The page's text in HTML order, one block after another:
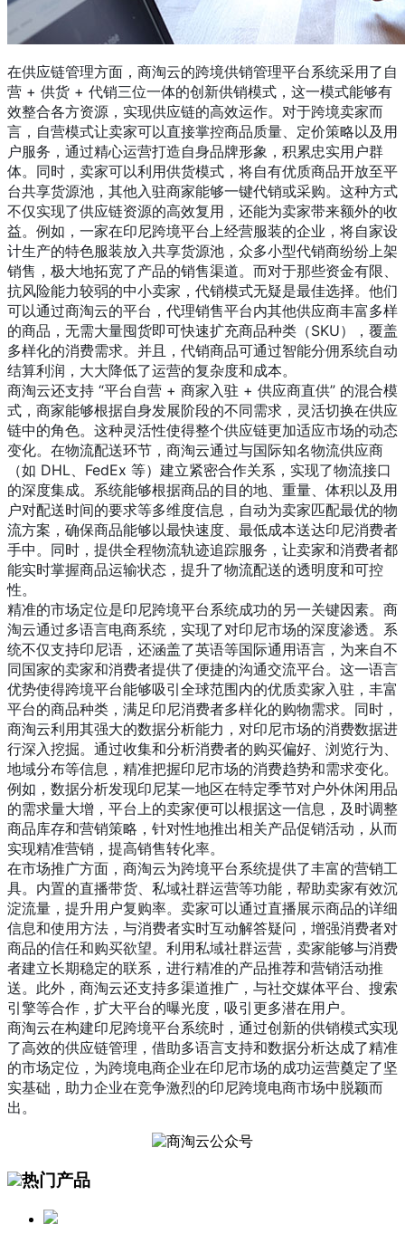
在供应链管理方面，商淘云的跨境供销管理平台系统采用了自
营 + 供货 + 代销三位一体的创新供销模式，这一模式能够有
效整合各方资源，实现供应链的高效运作。对于跨境卖家而
言，自营模式让卖家可以直接掌控商品质量、定价策略以及用
户服务，通过精心运营打造自身品牌形象，积累忠实用户群
体。同时，卖家可以利用供货模式，将自有优质商品开放至平
台共享货源池，其他入驻商家能够一键代销或采购。这种方式
不仅实现了供应链资源的高效复用，还能为卖家带来额外的收
益。例如，一家在印尼跨境平台上经营服装的企业，将自家设
计生产的特色服装放入共享货源池，众多小型代销商纷纷上架
销售，极大地拓宽了产品的销售渠道。而对于那些资金有限、
抗风险能力较弱的中小卖家，代销模式无疑是最佳选择。他们
可以通过商淘云的平台，代理销售平台内其他供应商丰富多样
的商品，无需大量囤货即可快速扩充商品种类（SKU），覆盖
多样化的消费需求。并且，代销商品可通过智能分佣系统自动
结算利润，大大降低了运营的复杂度和成本。
商淘云还支持 “平台自营 + 商家入驻 + 供应商直供” 的混合模
式，商家能够根据自身发展阶段的不同需求，灵活切换在供应
链中的角色。这种灵活性使得整个供应链更加适应市场的动态
变化。在物流配送环节，商淘云通过与国际知名物流供应商
（如 DHL、FedEx 等）建立紧密合作关系，实现了物流接口
的深度集成。系统能够根据商品的目的地、重量、体积以及用
户对配送时间的要求等多维度信息，自动为卖家匹配最优的物
流方案，确保商品能够以最快速度、最低成本送达印尼消费者
手中。同时，提供全程物流轨迹追踪服务，让卖家和消费者都
能实时掌握商品运输状态，提升了物流配送的透明度和可控
性。
精准的市场定位是印尼跨境平台系统成功的另一关键因素。商
淘云通过多语言电商系统，实现了对印尼市场的深度渗透。系
统不仅支持印尼语，还涵盖了英语等国际通用语言，为来自不
同国家的卖家和消费者提供了便捷的沟通交流平台。这一语言
优势使得跨境平台能够吸引全球范围内的优质卖家入驻，丰富
平台的商品种类，满足印尼消费者多样化的购物需求。同时，
商淘云利用其强大的数据分析能力，对印尼市场的消费数据进
行深入挖掘。通过收集和分析消费者的购买偏好、浏览行为、
地域分布等信息，精准把握印尼市场的消费趋势和需求变化。
例如，数据分析发现印尼某一地区在特定季节对户外休闲用品
的需求量大增，平台上的卖家便可以根据这一信息，及时调整
商品库存和营销策略，针对性地推出相关产品促销活动，从而
实现精准营销，提高销售转化率。
在市场推广方面，商淘云为跨境平台系统提供了丰富的营销工
具。内置的直播带货、私域社群运营等功能，帮助卖家有效沉
淀流量，提升用户复购率。卖家可以通过直播展示商品的详细
信息和使用方法，与消费者实时互动解答疑问，增强消费者对
商品的信任和购买欲望。利用私域社群运营，卖家能够与消费
者建立长期稳定的联系，进行精准的产品推荐和营销活动推
送。此外，商淘云还支持多渠道推广，与社交媒体平台、搜索
引擎等合作，扩大平台的曝光度，吸引更多潜在用户。
商淘云在构建印尼跨境平台系统时，通过创新的供销模式实现
了高效的供应链管理，借助多语言支持和数据分析达成了精准
的市场定位，为跨境电商企业在印尼市场的成功运营奠定了坚
实基础，助力企业在竞争激烈的印尼跨境电商市场中脱颖而
出。
热门产品